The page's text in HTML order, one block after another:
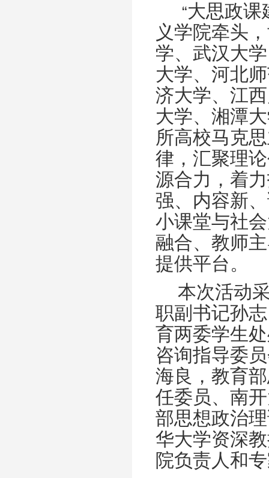
“大思政课
义学院牵头
学、武汉大
大学、河北
济大学、江
大学、湘潭
所高校马克
律，汇聚理
源合力，着
强、内容新
小课堂与社
融合、教师
提供平台。
本次活动
职副书记孙
育两委学生
咨询指导委
海良，教育
任委员、南
部思想政治
华大学资深
院负责人和